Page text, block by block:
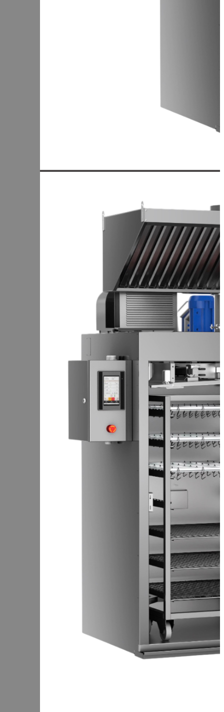
Универсальная термокамера